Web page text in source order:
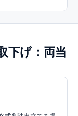
下げ：両当